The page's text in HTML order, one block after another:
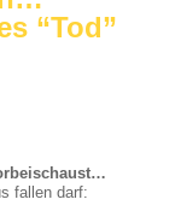
“Tod”
fallen darf: